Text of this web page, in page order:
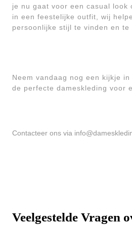
je nu gaat voor een casual look
in een feestelijke outfit, wij
persoonlijke stijl te vinden en te
Neem vandaag nog een kijkje
de perfecte dameskleding voor
Contacteer ons via
Veelgestelde Vragen